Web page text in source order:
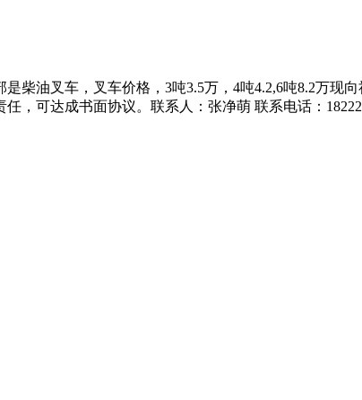
柴油叉车，叉车价格，3吨3.5万，4吨4.2,6吨8.2万现
可达成书面协议。联系人：张净萌 联系电话：